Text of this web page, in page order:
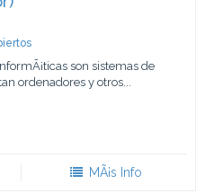
son sistemas de
ordenadores y otros...
MÃ¡s Info